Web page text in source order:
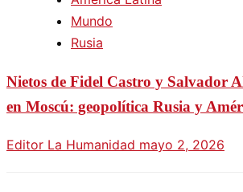
Mundo
Rusia
Nietos de Fidel Castro y Salvador
en Moscú: geopolítica Rusia y
Editor La Humanidad mayo 2, 2026